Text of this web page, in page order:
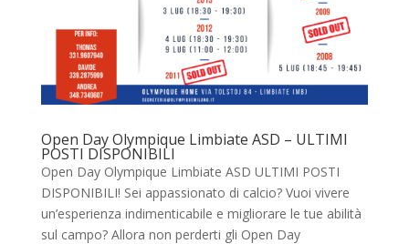
Open Day Olympique Limbiate ASD – ULTIMI
POSTI DISPONIBILI
Open Day Olympique Limbiate ASD ULTIMI POSTI
DISPONIBILI! Sei appassionato di calcio? Vuoi vivere
un’esperienza indimenticabile e migliorare le tue abilità
sul campo? Allora non perderti gli Open Day